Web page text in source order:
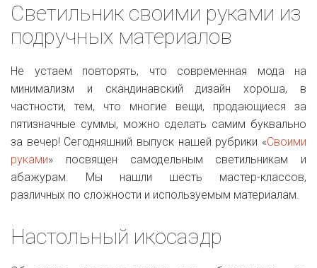
Светильник своими руками из
подручных материалов
Не устаем повторять, что современная мода на
минимализм и скандинавский дизайн хороша, в
частности, тем, что многие вещи, продающиеся за
пятизначные суммы, можно сделать самим буквально
за вечер! Сегодняшний выпуск нашей рубрики «Своими
руками» посвящен самодельным светильникам и
абажурам. Мы нашли шесть мастер-классов,
различных по сложности и используемым материалам.
Настольный икосаэдр